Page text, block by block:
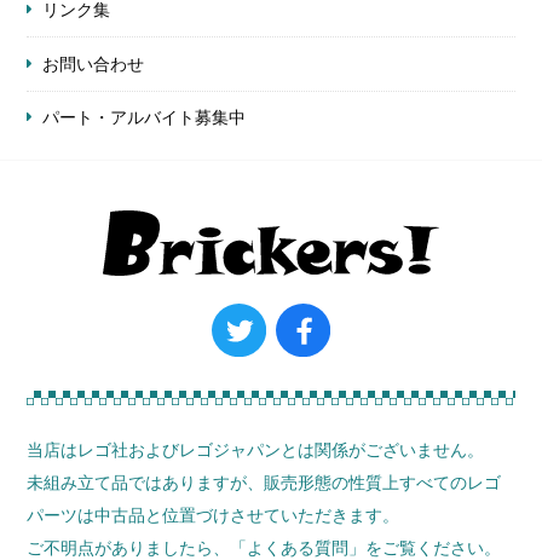
リンク集
お問い合わせ
パート・アルバイト募集中
当店はレゴ社およびレゴジャパンとは関係がございません。
未組み立て品ではありますが、販売形態の性質上すべてのレゴ
パーツは中古品と位置づけさせていただきます。
ご不明点がありましたら、
「よくある質問」 をご覧ください。